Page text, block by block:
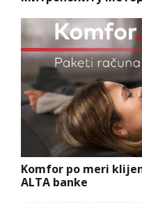
Komfor po meri
ALTA banke